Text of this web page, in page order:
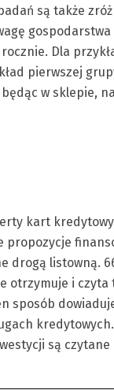
są także
Dla
pierwszej
w sklepie,
kart
propozycje
drogą listowną.
otrzymuje i czyta
sposób
są czytane